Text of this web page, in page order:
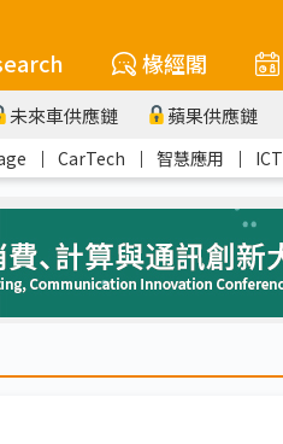
椽經閣
未來車供應鏈 蘋果供應鏈
｜ CarTech ｜ 智慧應用 ｜ ICT